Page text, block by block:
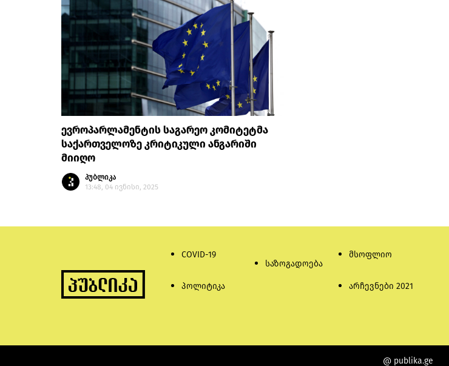
ევროპარლამენტის საგარეო კომიტეტმა
საქართველოზე კრიტიკული ანგარიში
მიიღო
პუბლიკა
13:48, 04 ივნისი, 2025
COVID-19
პოლიტიკა
საზოგადოება
მსოფლიო
არჩევნები 2021
@ publika.ge